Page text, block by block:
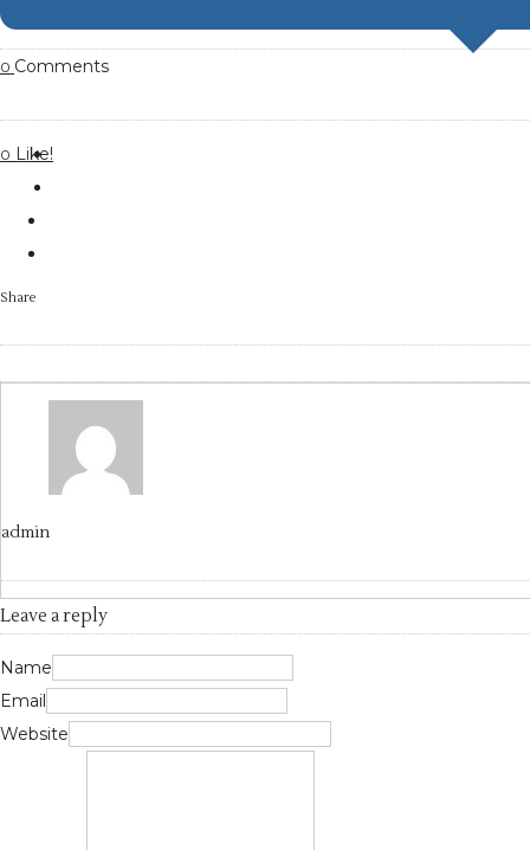
0 Comments
0 Like!
Share
admin
Leave a reply
Name
Email
Website